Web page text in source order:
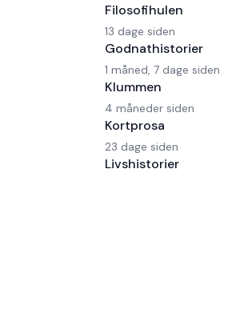
Filosofihulen
13 dage siden
Godnathistorier
1 måned, 7 dage siden
Klummen
4 måneder siden
Kortprosa
23 dage siden
Livshistorier